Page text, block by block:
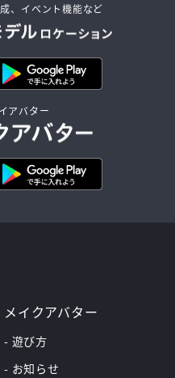
、イベント機能など
アバター
メイクアバター
- 遊び方
- お知らせ